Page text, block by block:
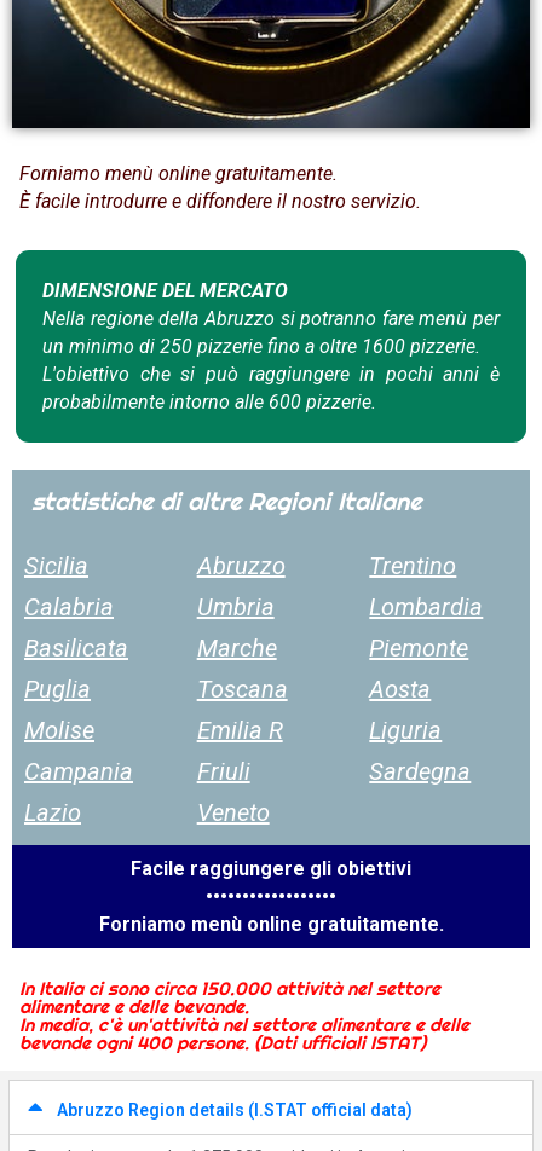
Forniamo menù online gratuitamente.
È facile introdurre e diffondere il nostro servizio.
DIMENSIONE DEL MERCATO
Nella regione della Abruzzo si potranno fare menù per
un minimo di 250 pizzerie fino a oltre 1600 pizzerie.
L'obiettivo che si può raggiungere in pochi anni è
probabilmente intorno alle 600 pizzerie.
statistiche di altre Regioni Italiane
Sicilia
Calabria
Basilicata
Puglia
Molise
Campania
Lazio
Abruzzo
Umbria
Marche
Toscana
Emilia R
Friuli
Veneto
Trentino
Lombardia
Piemonte
Aosta
Liguria
Sardegna
Facile raggiungere gli obiettivi
••••••••••••••••••
Forniamo menù online gratuitamente.
In Italia ci sono circa 150.000 attività nel settore
alimentare e delle bevande.
In media, c'è un'attività nel settore alimentare e delle
bevande ogni 400 persone. (Dati ufficiali ISTAT)
Abruzzo Region details (I.STAT official data)